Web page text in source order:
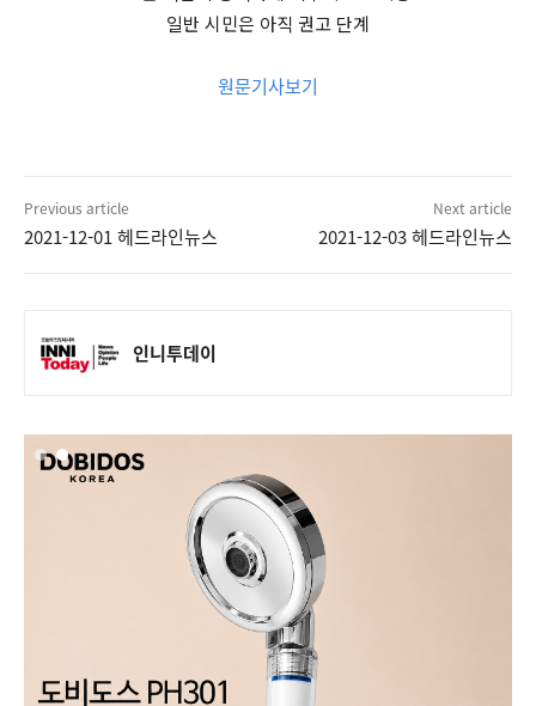
일반 시민은 아직 권고 단계
원문기사보기
Previous article
2021-12-01 헤드라인뉴스
Next article
2021-12-03 헤드라인뉴스
인니투데이